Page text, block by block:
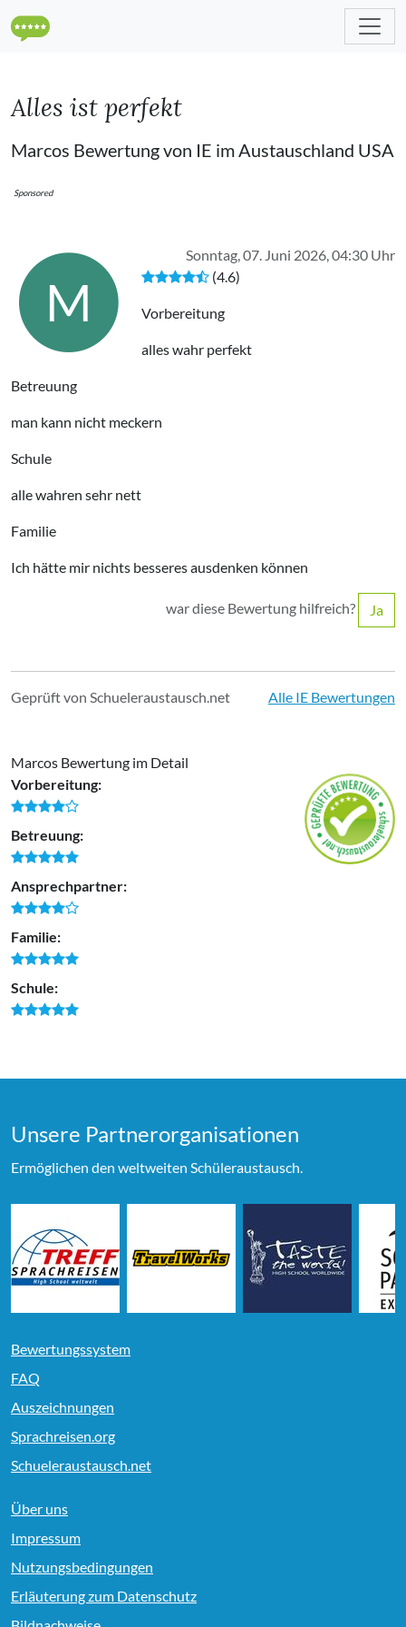
Alles ist perfekt
Marcos Bewertung von IE im Austauschland USA
Sponsored
M
Sonntag, 07. Juni 2026, 04:30 Uhr
(4.6)
Vorbereitung
alles wahr perfekt
Betreuung
man kann nicht meckern
Schule
alle wahren sehr nett
Familie
Ich hätte mir nichts besseres ausdenken können
war diese Bewertung hilfreich? Ja
Geprüft von Schueleraustausch.net Alle IE Bewertungen
Marcos Bewertung im Detail
Vorbereitung:
Betreuung:
Ansprechpartner:
Familie:
Schule:
Unsere Partner­organi­sationen
Ermöglichen den weltweiten Schüleraustausch.
Bewertungssystem
FAQ
Auszeichnungen
Sprachreisen.org
Schueleraustausch.net
Über uns
Impressum
Nutzungsbedingungen
Erläuterung zum Datenschutz